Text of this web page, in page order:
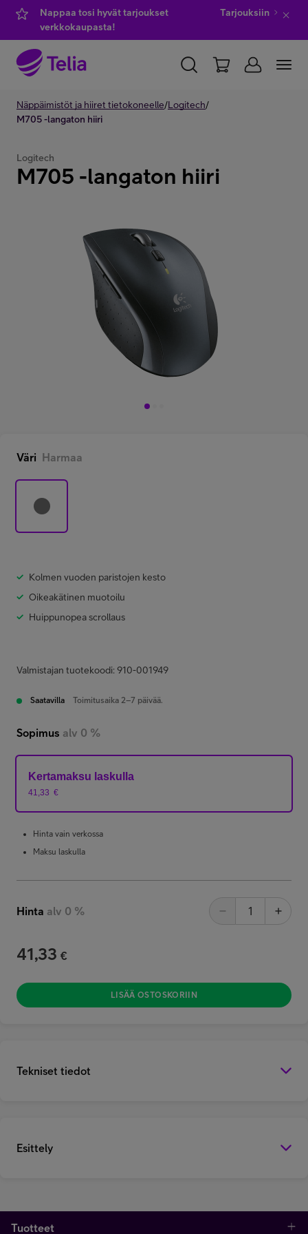
Nappaa tosi hyvät tarjoukset
verkkokaupasta!
Tarjouksiin
YKSITYISILLE YRITYKSILLE WHOLESALE
Kauppa
Minun Telia Yrityksille
Näppäimistöt ja hiiret tietokoneelle/Logitech/
M705 -langaton hiiri
Logitech
M705 -langaton hiiri
Väri Harmaa
Kolmen vuoden paristojen kesto
Oikeakätinen muotoilu
Huippunopea scrollaus
Valmistajan tuotekoodi: 910-001949
Saatavilla Toimitusaika 2–7 päivää.
Sopimus alv 0 %
Kertamaksu laskulla
41,33 €
Hinta vain verkossa
Maksu laskulla
Hinta alv 0 %
41,33 €
LISÄÄ OSTOSKORIIN
Tekniset tiedot
Esittely
Tuotteet